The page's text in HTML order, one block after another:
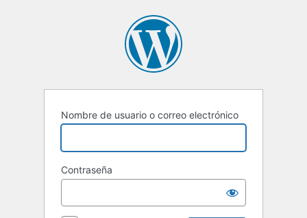
Nombre de usuario o correo electrónico
Contraseña